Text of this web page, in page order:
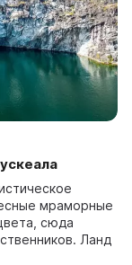
мраморные
сюда
Ланд